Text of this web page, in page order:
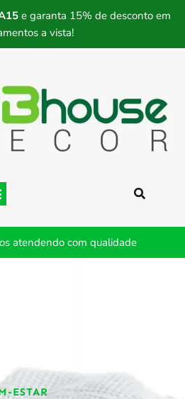
e garanta 15% de desconto em
a vista!
atendendo com qualidade
ESTAR